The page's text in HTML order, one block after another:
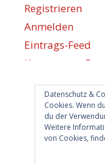
Datenschutz &
Cookies. Wenn
du der
Weitere
von Cookies,
Registrieren
Anmelden
Eintrags-Feed
Kommentar-
WordPress.org
Berlin hilft
info@berlin-